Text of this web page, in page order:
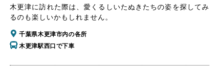
木更津に訪れた際は、愛くるしいたぬきたちの姿を探してみ
るのも楽しいかもしれません。
千葉県木更津市内の各所
木更津駅西口で下車